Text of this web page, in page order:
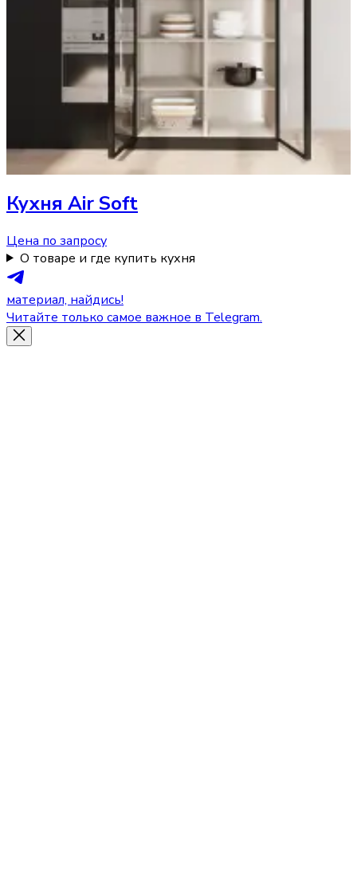
Кухня Air Soft
Цена по запросу
О товаре и где купить кухня
материал, найдись!
Читайте только самое важное в Telegram.